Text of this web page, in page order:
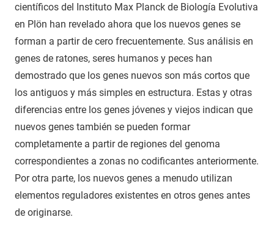
científicos del Instituto Max Planck de Biología Evolutiva
en Plön han revelado ahora que los nuevos genes se
forman a partir de cero frecuentemente. Sus análisis en
genes de ratones, seres humanos y peces han
demostrado que los genes nuevos son más cortos que
los antiguos y más simples en estructura. Estas y otras
diferencias entre los genes jóvenes y viejos indican que
nuevos genes también se pueden formar
completamente a partir de regiones del genoma
correspondientes a zonas no codificantes anteriormente.
Por otra parte, los nuevos genes a menudo utilizan
elementos reguladores existentes en otros genes antes
de originarse.